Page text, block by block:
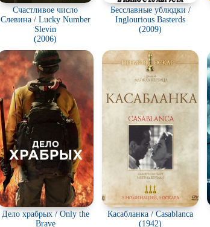
Счастливое число
Слевина / Lucky Number
Slevin
(2006)
Бесславные ублюдки /
Inglourious Basterds
(2009)
Дело храбрых / Only the
Brave
Касабланка / Casablanca
(1942)